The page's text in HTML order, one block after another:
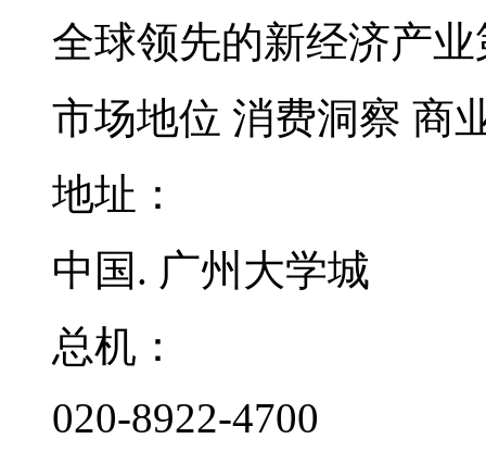
全球领先的新经济产
市场地位 消费洞察 商
地址：
中国. 广州大学城
总机：
020-8922-4700